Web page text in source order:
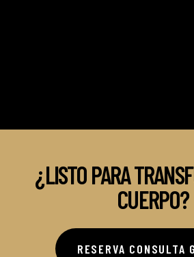
¿LISTO PARA
CUERPO?
RESERVA CONSULTA